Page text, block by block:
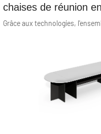
chaises de réunion
mobilier de bureau,